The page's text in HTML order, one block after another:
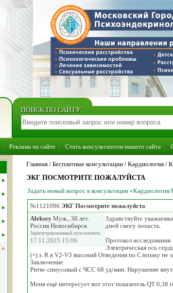
ПОИСК ПО САЙТУ:
Реклама на сайте Стать консультантом нашего сайта
Главная / Бесплатные консультации / Кардиология /
ЭКГ ПОСМОТРИТЕ ПОЖАЛУЙСТА
Задать новый вопрос в консультации
№1121096 ЭКГ Посмотрите пожалуйста
Aleksey Муж., 36 лет.
Россия Новосибирск
Зарегистрированный пользователь
17.11.2025 15:06
Здравствуйте
дней смогу попасть.
Протокол исследования
Электрическая ось
(+) з. R в V2-V3 высокий Отведения по Слопаку не
Заключение
Ритм- синусовый с ЧСС 68 уд/мин. Нарушение
Меня ещё интересует вот этот показатель QT 0,38